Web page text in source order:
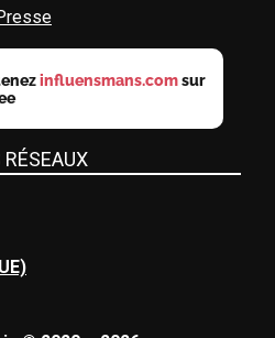
influensmans.comsur